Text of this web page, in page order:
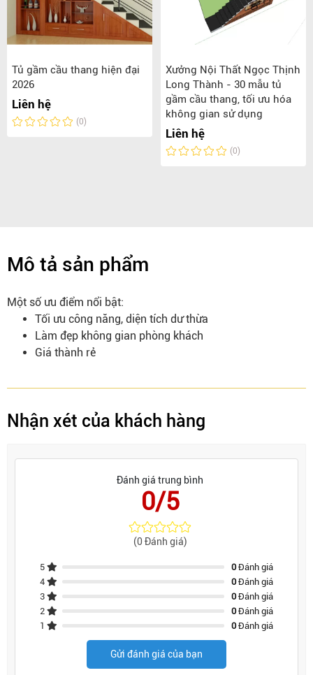
Tủ gầm cầu thang hiện đại
2026
Liên hệ
(0)
Xưởng Nội Thất Ngọc Thịnh
Long Thành - 30 mẫu tủ
gầm cầu thang, tối ưu hóa
không gian sử dụng
Liên hệ
(0)
Mô tả sản phẩm
Một số ưu điểm nổi bật:
Tối ưu công năng, diện tích dư thừa
Làm đẹp không gian phòng khách
Giá thành rẻ
Nhận xét của khách hàng
Đánh giá trung bình
0/5
(0 Đánh giá)
5 0Đánh giá
4
0Đánh giá
3
0Đánh giá
2
0Đánh giá
1
0Đánh giá
Gửi đánh giá của bạn